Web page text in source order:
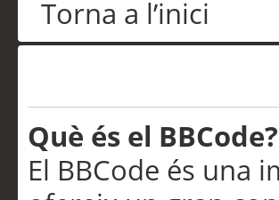
Torna a l’inici
Què és el BBCode?
El BBCode és una